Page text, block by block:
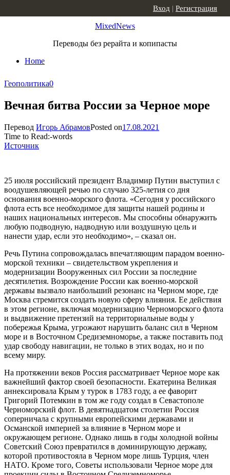
MixedNews
Переводы без рерайта и копипасты
Home
Вход | Регистрация
Геополитика0
Вечная битва России за Черное море
Перевод Игорь АбрамовPosted on17.08.2021
Time to Read:-words
Источник
25 июля российский президент Владимир Путин выступил с
воодушевляющей речью по случаю 325-летия со дня
основания военно-морского флота. «Сегодня у российского
флота есть все необходимое для защиты нашей родины и
наших национальных интересов. Мы способны обнаружить
любую подводную, надводную или воздушную цель и
нанести удар, если это необходимо», – сказал он.
Речь Путина сопровождалась впечатляющим парадом военно-
морской техники – свидетельством укрепления и
модернизации Вооруженных сил России за последние
десятилетия. Возрождение России как военно-морской
державы вызвало наибольший резонанс на Черном море, где
Москва стремится создать новую сферу влияния. Ее действия
в этом регионе, включая модернизацию Черноморского флота
и выдвижение претензий на территориальные воды у
побережья Крыма, угрожают нарушить баланс сил в Черном
море и в Восточном Средиземноморье, а также поставить под
удар свободу навигации, не только в этих водах, но и по
всему миру.
На протяжении веков Россия рассматривает Черное море как
важнейший фактор своей безопасности. Екатерина Великая
аннексировала Крым у турок в 1783 году, а ее фаворит
Григорий Потемкин в том же году создал в Севастополе
Черноморский флот. В девятнадцатом столетии Россия
соперничала с крупными европейскими державами и
Османской империей за влияние в Черном море и
окружающем регионе. Однако лишь в годы холодной войны
Советский Союз превратился в доминирующую державу,
которой противостояла в Черном море лишь Турция, член
НАТО. Кроме того, Советы использовали Черное море для